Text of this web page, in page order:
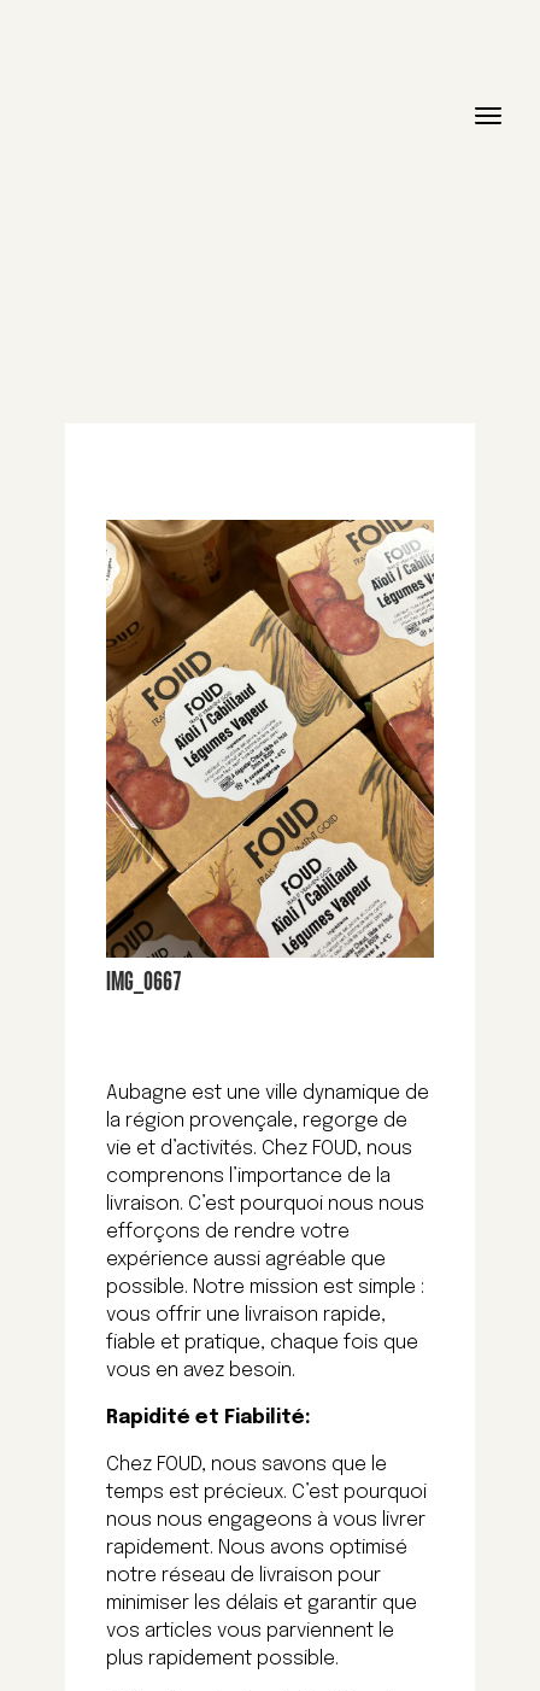
IMG_0667
Aubagne est une ville dynamique de
la région provençale, regorge de
vie et d’activités. Chez FOUD, nous
comprenons l’importance de la
livraison. C’est pourquoi nous nous
efforçons de rendre votre
expérience aussi agréable que
possible. Notre mission est simple :
vous offrir une livraison rapide,
fiable et pratique, chaque fois que
vous en avez besoin.
Rapidité et Fiabilité:
Chez FOUD, nous savons que le
temps est précieux. C’est pourquoi
nous nous engageons à vous livrer
rapidement. Nous avons optimisé
notre réseau de livraison pour
minimiser les délais et garantir que
vos articles vous parviennent le
plus rapidement possible.